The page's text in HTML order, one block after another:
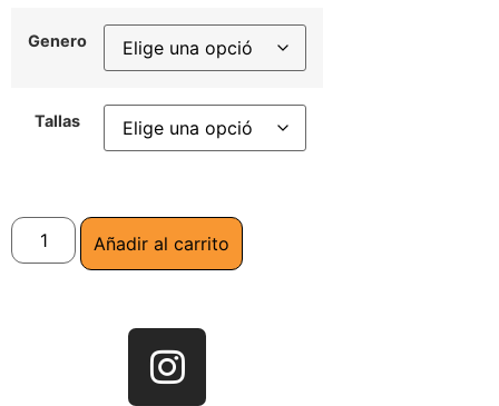
Genero
Tallas
Añadir al carrito